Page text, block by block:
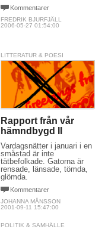
Kommentarer
FREDRIK BJURFJÄLL
2006-05-27 01:54:00
LITTERATUR & POESI
Rapport från vår
hämndbygd II
Vardagsnätter i januari i en
småstad är inte
tätbefolkade. Gatorna är
rensade, länsade, tömda,
glömda.
Kommentarer
JOHANNA MÅNSSON
2001-09-11 15:47:00
POLITIK & SAMHÄLLE